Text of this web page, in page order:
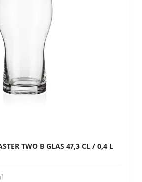
TWO B GLAS 47,3 CL / 0,4 L